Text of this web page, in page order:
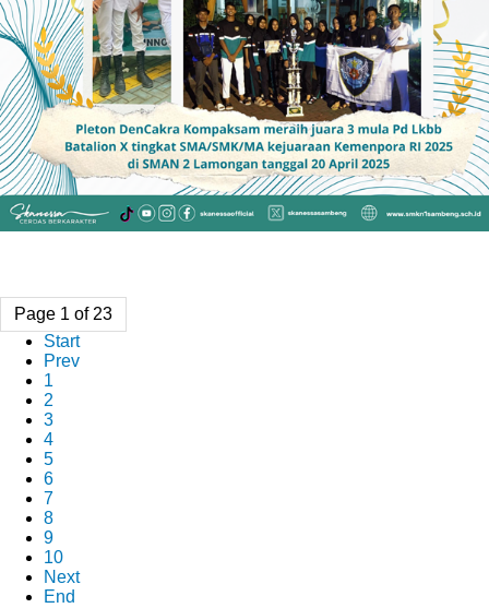
Page 1 of 23
Start
Prev
1
2
3
4
5
6
7
8
9
10
Next
End